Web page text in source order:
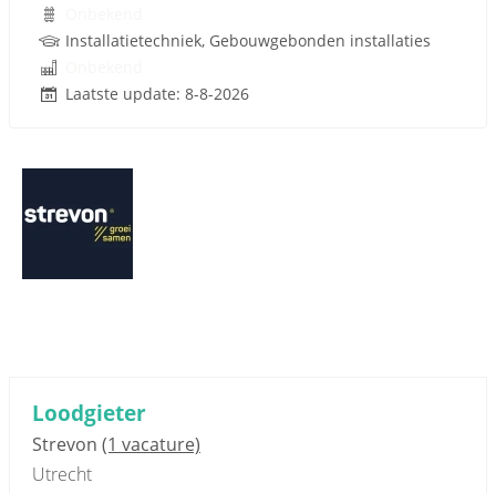
Installatietechniek, Gebouwgebonden installaties
Laatste update: 8-8-2026
Loodgieter
Strevon (1 vacature)
Utrecht